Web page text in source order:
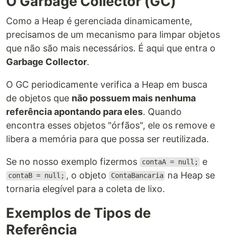
Como a Heap é gerenciada dinamicamente,
precisamos de um mecanismo para limpar objetos
que não são mais necessários. É aqui que entra o
Garbage Collector.
O GC periodicamente verifica a Heap em busca
de objetos que não possuem mais nenhuma
referência apontando para eles. Quando
encontra esses objetos "órfãos", ele os remove e
libera a memória para que possa ser reutilizada.
Se no nosso exemplo fizermos contaA = null; e
contaB = null; , o objeto ContaBancaria na Heap se
tornaria elegível para a coleta de lixo.
Exemplos de Tipos de
Referência